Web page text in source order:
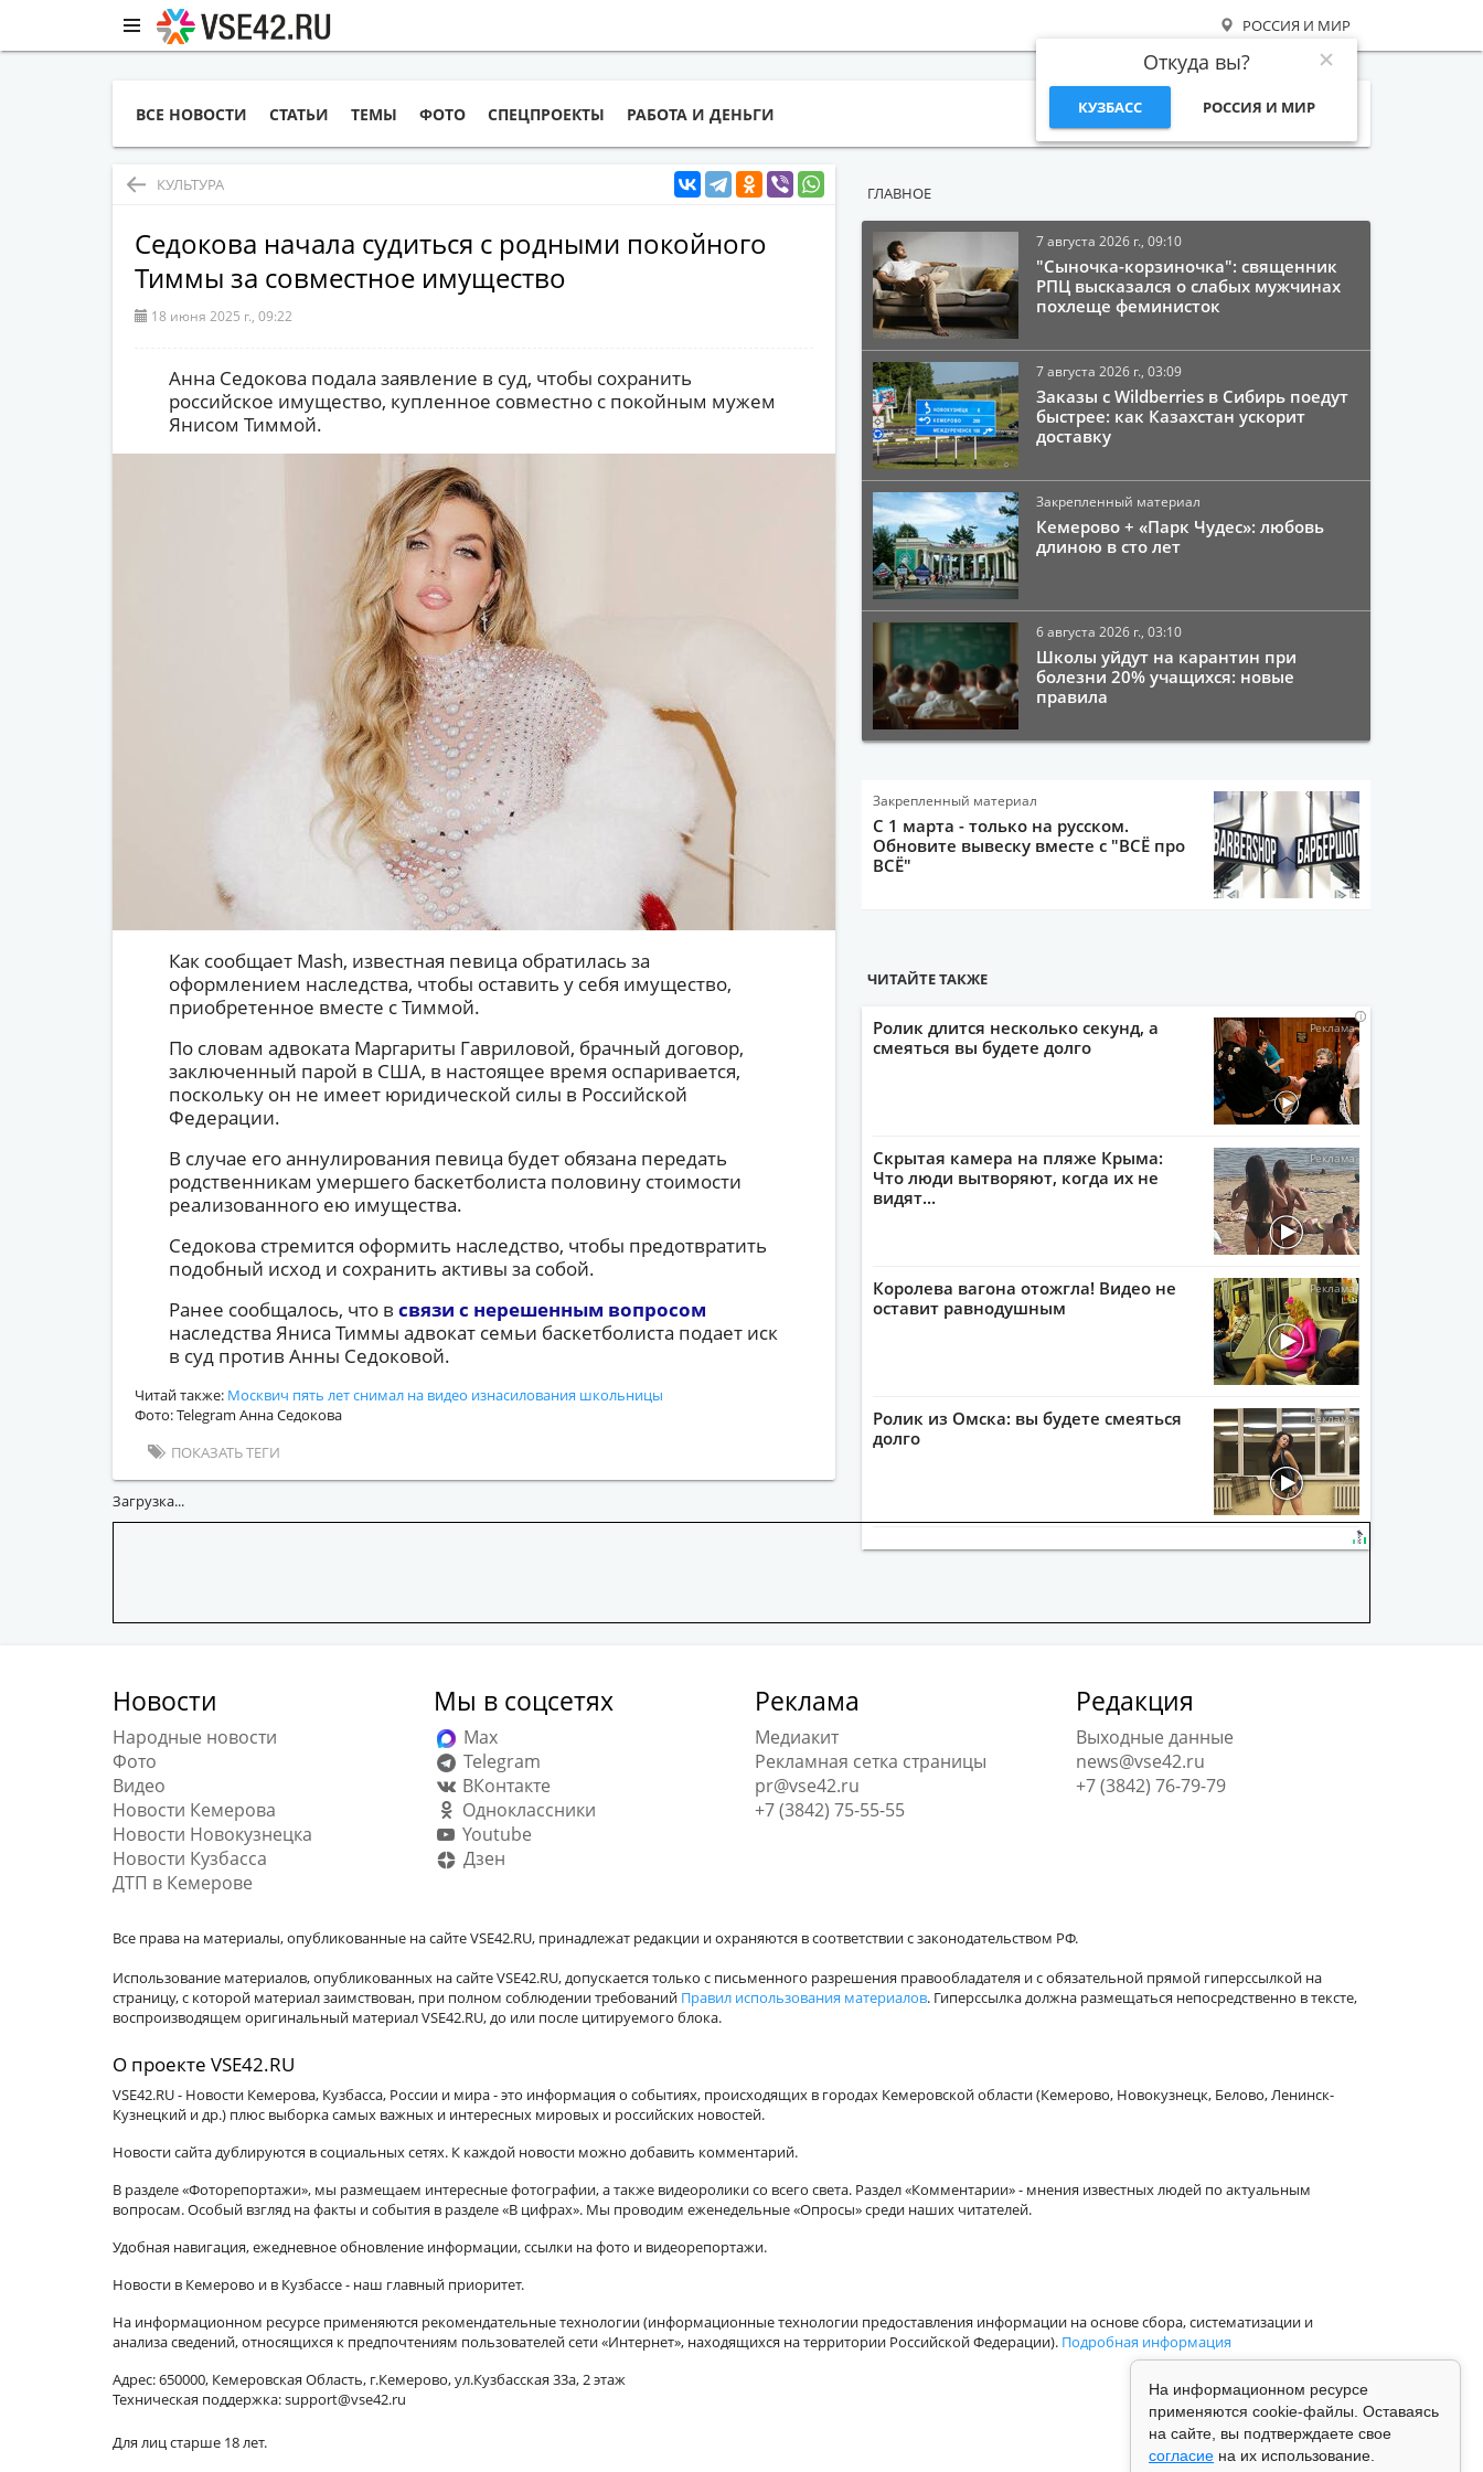
РОССИЯ И МИР
Откуда вы?
КУЗБАСС РОССИЯ И МИР
ВСЕ НОВОСТИ СТАТЬИ ТЕМЫ ФОТО СПЕЦПРОЕКТЫ РАБОТА И ДЕНЬГИ Поиск
КУЛЬТУРА
Седокова начала судиться с родными покойного
Тиммы за совместное имущество
18 июня 2025 г., 09:22
Анна Седокова подала заявление в суд, чтобы сохранить
российское имущество, купленное совместно с покойным мужем
Янисом Тиммой.
Как сообщает Mash, известная певица обратилась за
оформлением наследства, чтобы оставить у себя имущество,
приобретенное вместе с Тиммой.
По словам адвоката Маргариты Гавриловой, брачный договор,
заключенный парой в США, в настоящее время оспаривается,
поскольку он не имеет юридической силы в Российской
Федерации.
В случае его аннулирования певица будет обязана передать
родственникам умершего баскетболиста половину стоимости
реализованного ею имущества.
Седокова стремится оформить наследство, чтобы предотвратить
подобный исход и сохранить активы за собой.
Ранее сообщалось, что в связи с нерешенным вопросом
наследства Яниса Тиммы адвокат семьи баскетболиста подает иск
в суд против Анны Седоковой.
Читай также: Москвич пять лет снимал на видео изнасилования школьницы
Фото: Telegram Анна Седокова
ПОКАЗАТЬ ТЕГИ
Загрузка...
ГЛАВНОЕ
7 августа 2026 г., 09:10
"Сыночка-корзиночка": священник
РПЦ высказался о слабых мужчинах
похлеще феминисток
7 августа 2026 г., 03:09
Заказы с Wildberries в Сибирь поедут
быстрее: как Казахстан ускорит
доставку
Закрепленный материал
Кемерово + «Парк Чудес»: любовь
длиною в сто лет
6 августа 2026 г., 03:10
Школы уйдут на карантин при
болезни 20% учащихся: новые
правила
Закрепленный материал
С 1 марта - только на русском.
Обновите вывеску вместе с "ВСЁ про
ВСЁ"
ЧИТАЙТЕ ТАКЖЕ
i
Ролик длится несколько секунд, а
смеяться вы будете долго
i
Скрытая камера на пляже Крыма:
Что люди вытворяют, когда их не
видят...
i
Королева вагона отожгла! Видео не
оставит равнодушным
i
Ролик из Омска: вы будете смеяться
долго
Новости
Народные новости
Фото
Видео
Новости Кемерова
Новости Новокузнецка
Новости Кузбасса
ДТП в Кемерове
Мы в соцсетях
Max
Telegram
ВКонтакте
Одноклассники
Youtube
Дзен
Реклама
Медиакит
Рекламная сетка страницы
pr@vse42.ru
+7 (3842) 75-55-55
Редакция
Выходные данные
news@vse42.ru
+7 (3842) 76-79-79
Все права на материалы, опубликованные на сайте VSE42.RU, принадлежат редакции и охраняются в соответствии с законодательством РФ.
Использование материалов, опубликованных на сайте VSE42.RU, допускается только с письменного разрешения правообладателя и с обязательной прямой гиперссылкой на
страницу, с которой материал заимствован, при полном соблюдении требований Правил использования материалов. Гиперссылка должна размещаться непосредственно в тексте,
воспроизводящем оригинальный материал VSE42.RU, до или после цитируемого блока.
О проекте VSE42.RU
VSE42.RU - Новости Кемерова, Кузбасса, России и мира - это информация о событиях, происходящих в городах Кемеровской области (Кемерово, Новокузнецк, Белово, Ленинск-
Кузнецкий и др.) плюс выборка самых важных и интересных мировых и российских новостей.
Новости сайта дублируются в социальных сетях. К каждой новости можно добавить комментарий.
В разделе «Фоторепортажи», мы размещаем интересные фотографии, а также видеоролики со всего света. Раздел «Комментарии» - мнения известных людей по актуальным
вопросам. Особый взгляд на факты и события в разделе «В цифрах». Мы проводим еженедельные «Опросы» среди наших читателей.
Удобная навигация, ежедневное обновление информации, ссылки на фото и видеорепортажи.
Новости в Кемерово и в Кузбассе - наш главный приоритет.
На информационном ресурсе применяются рекомендательные технологии (информационные технологии предоставления информации на основе сбора, систематизации и
анализа сведений, относящихся к предпочтениям пользователей сети «Интернет», находящихся на территории Российской Федерации). Подробная информация
Адрес: 650000, Кемеровская Область, г.Кемерово, ул.Кузбасская 33а, 2 этаж
Техническая поддержка: support@vse42.ru
Для лиц старше 18 лет.
На информационном ресурсе
применяются cookie-файлы. Оставаясь
на сайте, вы подтверждаете свое
согласие на их использование.